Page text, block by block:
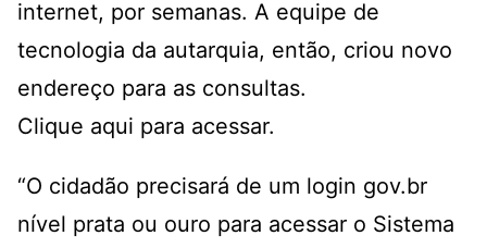
internet, por semanas. A equipe de
tecnologia da autarquia, então, criou novo
endereço para as consultas.
Clique aqui para acessar.
“O cidadão precisará de um login gov.br
nível prata ou ouro para acessar o Sistema